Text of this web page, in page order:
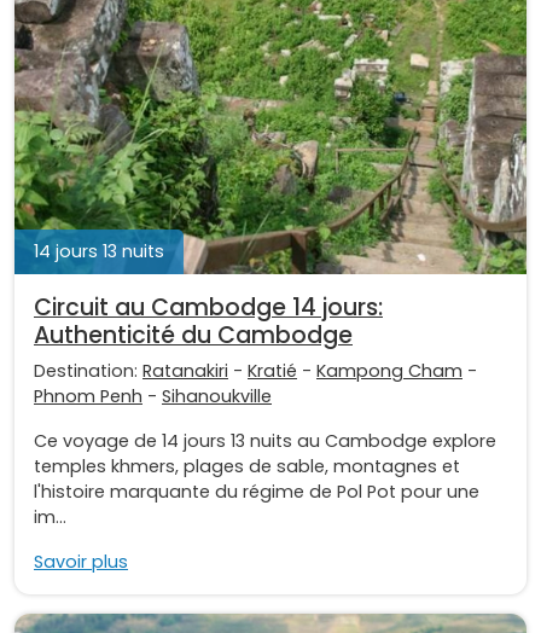
14 jours 13 nuits
Circuit au Cambodge 14 jours:
Authenticité du Cambodge
Destination: Ratanakiri - Kratié - Kampong Cham -
Phnom Penh - Sihanoukville
Ce voyage de 14 jours 13 nuits au Cambodge explore
temples khmers, plages de sable, montagnes et
l'histoire marquante du régime de Pol Pot pour une
im...
Savoir plus